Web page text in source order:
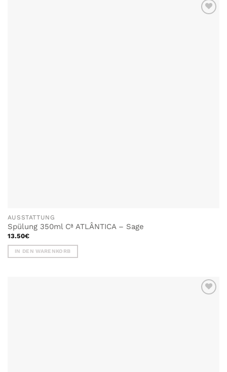
AUSSTATTUNG
Spülung 350ml Cª ATLÂNTICA – Sage
13.50€
IN DEN WARENKORB